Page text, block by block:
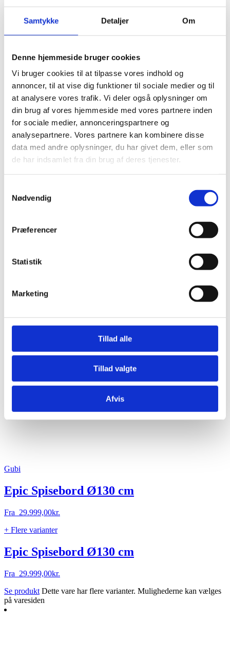
Samtykke Detaljer Om
Denne hjemmeside bruger cookies
Vi bruger cookies til at tilpasse vores indhold og
annoncer, til at vise dig funktioner til sociale medier og til
at analysere vores trafik. Vi deler også oplysninger om
din brug af vores hjemmeside med vores partnere inden
for sociale medier, annonceringspartnere og
analysepartnere. Vores partnere kan kombinere disse
data med andre oplysninger, du har givet dem, eller som
de har indsamlet fra din brug af deres tjenester.
Nødvendig
Præferencer
Statistik
Marketing
Tillad alle
Tillad valgte
Afvis
Gubi
Epic Spisebord Ø130 cm
Fra 29.999,00kr.
+ Flere varianter
Epic Spisebord Ø130 cm
Fra 29.999,00kr.
Se produkt Dette vare har flere varianter. Mulighederne kan vælges
på varesiden